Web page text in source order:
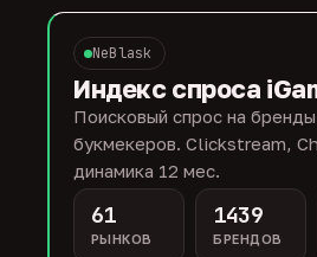
NeBlask
Индекс спроса
Поисковый спрос на бренды
букмекеров. Clickstream,
динамика 12 мес.
61
РЫНКОВ
1439
БРЕНДОВ